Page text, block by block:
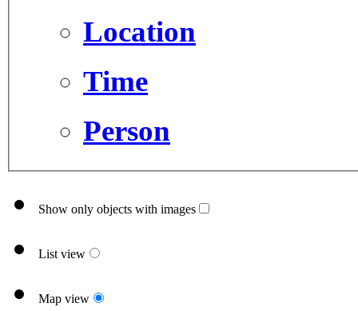
Location
Time
Person
Show only objects with images
List view
Map view